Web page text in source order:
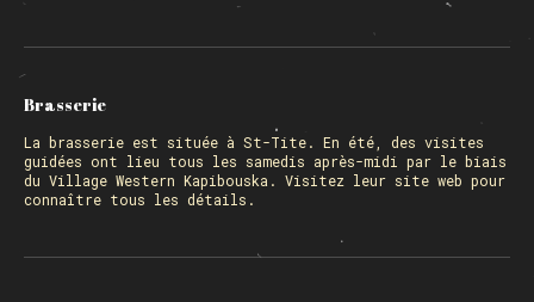
Brasserie
La brasserie est située à St-Tite. En été, des visites
guidées ont lieu tous les samedis après-midi par le biais
du Village Western Kapibouska. Visitez leur site web pour
connaître tous les détails.